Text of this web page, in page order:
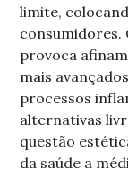
limite,
consumidores.
provoca
mais
processos
alternativas
questão
da saúde a